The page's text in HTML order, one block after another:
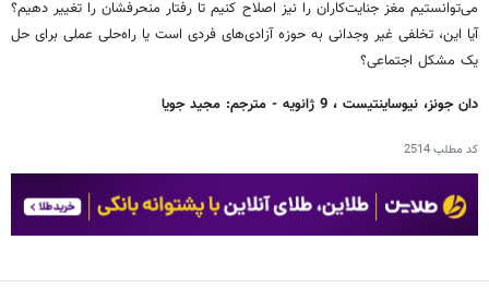
می‌توانستیم مغز جنایت‌کاران را نیز اصلاح کنیم تا رفتار منحرفشان را تغییر دهیم؟
آیا این، تخلفی غیر وجدانی به حوزه آزادی‌های فردی است یا راه‌حلی عملی برای حل
یک مشکل اجتماعی؟
دان جونز، نیوساینتیست ، 9 ژانویه - مترجم: مجید جویا
کد مطلب2514